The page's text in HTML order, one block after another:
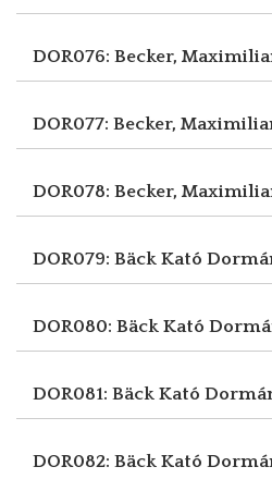
DOR076: Becker,
DOR077: Becker,
DOR078: Becker,
DOR079: Bäck Kató
DOR080: Bäck Kató
DOR081: Bäck Kató
DOR082: Bäck Kató